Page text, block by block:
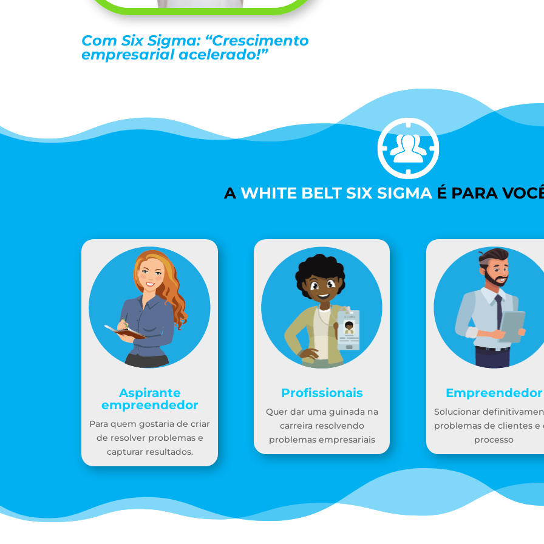
Com Six Sigma: “Crescimento
empresarial acelerado!”
A WHITE BELT SIX SIGMA É PARA
Aspirante
empreendedor
Para quem gostaria de criar
de resolver problemas e
capturar resultados.
Profissionais
Quer dar uma guinada na
carreira resolvendo
problemas empresariais
Empreendedor
Solucionar
problemas de clientes e
processo